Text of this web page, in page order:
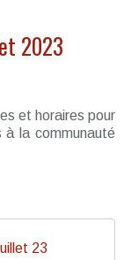
2023
et horaires pour
à la communauté
23